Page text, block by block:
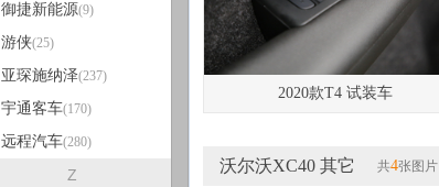
御捷新能源(9)
游侠(25)
亚琛施纳泽(237)
宇通客车(170)
远程汽车(280)
Z
2020款T4 试装车
沃尔沃XC40 其它 共4张图片